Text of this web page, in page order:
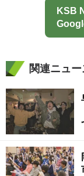
KSB
関連ニュー